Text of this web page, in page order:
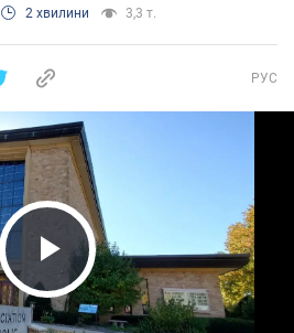
2 хвилини 3,3 т.
РУС
Play Video